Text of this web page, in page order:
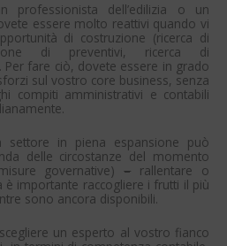
professionista dell’edilizia o un
essere molto reattivi quando vi
di costruzione (ricerca di
di preventivi, ricerca di
fare ciò, dovete essere in grado
sul vostro core business, senza
compiti amministrativi e contabili
settore in piena espansione può
delle circostanze del momento
governative)– rallentare o
è importante raccogliere i frutti il più
sono ancora disponibili.
un esperto al vostro fianco